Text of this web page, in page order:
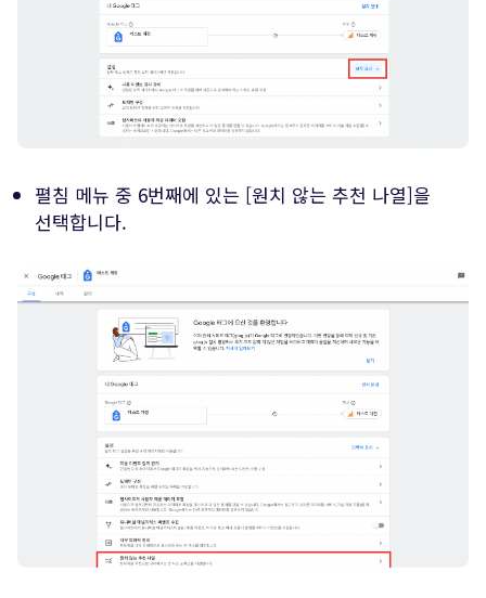
펼침 메뉴 중 6번째에 있는 [원치 않는 추천 나열]을
선택합니다.